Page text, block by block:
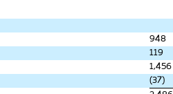
948
119
1,456
(37)